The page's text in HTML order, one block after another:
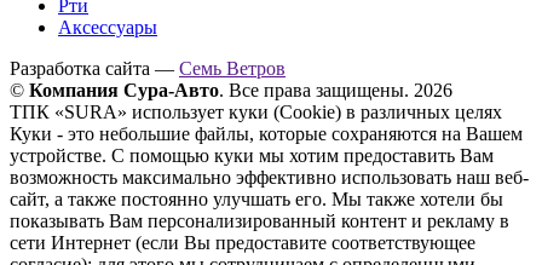
Рти
Аксессуары
Разработка сайта — Семь Ветров
© Компания Сура-Авто. Все права защищены. 2026
ТПК «SURA» использует куки (Cookie) в различных целях
Куки - это небольшие файлы, которые сохраняются на Вашем
устройстве. С помощью куки мы хотим предоставить Вам
возможность максимально эффективно использовать наш веб-
сайт, а также постоянно улучшать его. Мы также хотели бы
показывать Вам персонализированный контент и рекламу в
сети Интернет (если Вы предоставите соответствующее